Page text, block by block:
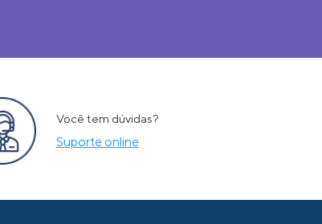
Você tem dúvidas?
Suporte online